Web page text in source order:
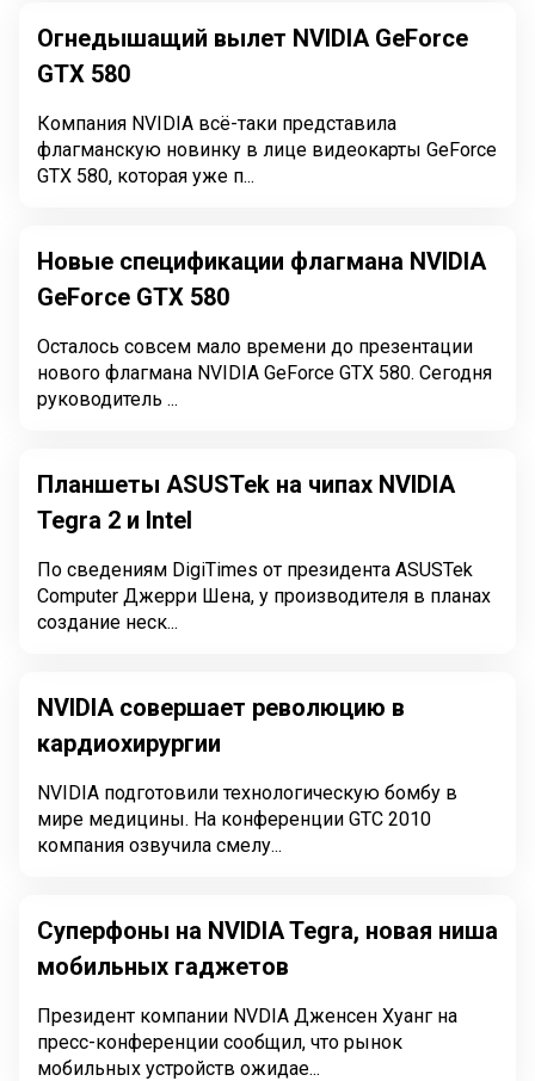
Огнедышащий вылет NVIDIA GeForce
GTX 580
Компания NVIDIA всё-таки представила
флагманскую новинку в лице видеокарты GeForce
GTX 580, которая уже п...
Новые спецификации флагмана NVIDIA
GeForce GTX 580
Осталось совсем мало времени до презентации
нового флагмана NVIDIA GeForce GTX 580. Сегодня
руководитель ...
Планшеты ASUSTek на чипах NVIDIA
Tegra 2 и Intel
По сведениям DigiTimes от президента ASUSTek
Computer Джерри Шена, у производителя в планах
создание неск...
NVIDIA совершает революцию в
кардиохирургии
NVIDIA подготовили технологическую бомбу в
мире медицины. На конференции GTC 2010
компания озвучила смелу...
Суперфоны на NVIDIA Tegra, новая ниша
мобильных гаджетов
Президент компании NVDIA Дженсен Хуанг на
пресс-конференции сообщил, что рынок
мобильных устройств ожидае...